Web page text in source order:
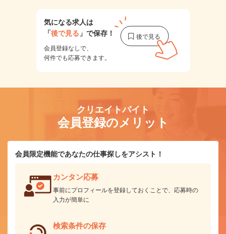
気になる求人は
「後で見る 」で保存！
会員登録なしで、
何件でも応募できます。
クリエイトバイト
会員登録のメリット
会員限定機能であなたの仕事探しをアシスト！
カンタン応募
事前にプロフィールを登録しておくことで、応募時の
入力が簡単に
検索条件の保存